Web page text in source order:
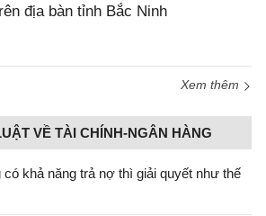
địa bàn tỉnh Bắc Ninh
Xem thêm
VỀ TÀI CHÍNH-NGÂN HÀNG
khả năng trả nợ thì giải quyết như thế